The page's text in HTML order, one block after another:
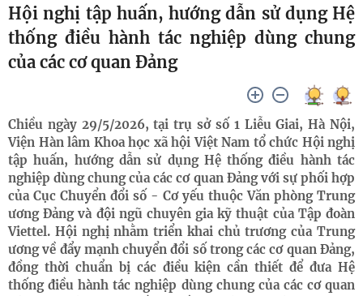
Hội nghị tập huấn, hướng dẫn sử dụng Hệ
thống điều hành tác nghiệp dùng chung
của các cơ quan Đảng
Chiều ngày 29/5/2026, tại trụ sở số 1 Liễu Giai, Hà Nội,
Viện Hàn lâm Khoa học xã hội Việt Nam tổ chức Hội nghị
tập huấn, hướng dẫn sử dụng Hệ thống điều hành tác
nghiệp dùng chung của các cơ quan Đảng với sự phối hợp
của Cục Chuyển đổi số - Cơ yếu thuộc Văn phòng Trung
ương Đảng và đội ngũ chuyên gia kỹ thuật của Tập đoàn
Viettel. Hội nghị nhằm triển khai chủ trương của Trung
ương về đẩy mạnh chuyển đổi số trong các cơ quan Đảng,
đồng thời chuẩn bị các điều kiện cần thiết để đưa Hệ
thống điều hành tác nghiệp dùng chung của các cơ quan